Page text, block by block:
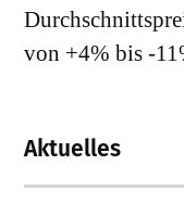
von +4% bis -
Aktuelles